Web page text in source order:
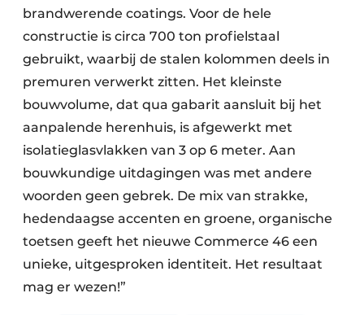
brandwerende coatings. Voor de hele
constructie is circa 700 ton profielstaal
gebruikt, waarbij de stalen kolommen deels in
premuren verwerkt zitten. Het kleinste
bouwvolume, dat qua gabarit aansluit bij het
aanpalende herenhuis, is afgewerkt met
isolatieglasvlakken van 3 op 6 meter. Aan
bouwkundige uitdagingen was met andere
woorden geen gebrek. De mix van strakke,
hedendaagse accenten en groene, organische
toetsen geeft het nieuwe Commerce 46 een
unieke, uitgesproken identiteit. Het resultaat
mag er wezen!”